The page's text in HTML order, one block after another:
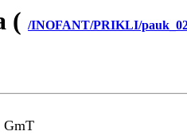
( /INOFANT/PRIKLI/
GmT